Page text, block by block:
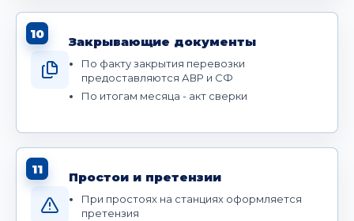
10
Закрывающие документы
По факту закрытия перевозки
предоставляются АВР и СФ
По итогам месяца - акт сверки
11
Простои и претензии
При простоях на станциях оформляется
претензия